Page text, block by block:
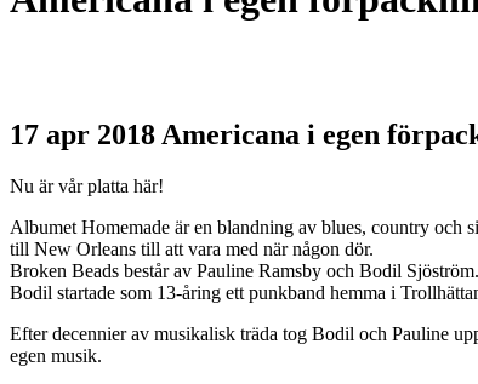
17 apr 2018 Americana i egen
Nu är vår platta här!
Albumet Homemade är en blandning av blues, country och
till New Orleans till att vara med när någon dör.
Broken Beads består av Pauline Ramsby och Bodil
Bodil startade som 13-åring ett punkband hemma i
Efter decennier av musikalisk träda tog Bodil och Pauline
egen musik.